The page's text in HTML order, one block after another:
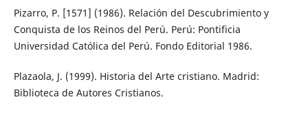
Pizarro, P. [1571] (1986). Relación del Descubrimiento y
Conquista de los Reinos del Perú. Perú: Pontificia
Universidad Católica del Perú. Fondo Editorial 1986.
Plazaola, J. (1999). Historia del Arte cristiano. Madrid:
Biblioteca de Autores Cristianos.